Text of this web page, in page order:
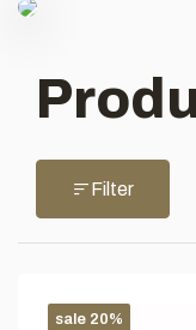
Filter
sale 20%